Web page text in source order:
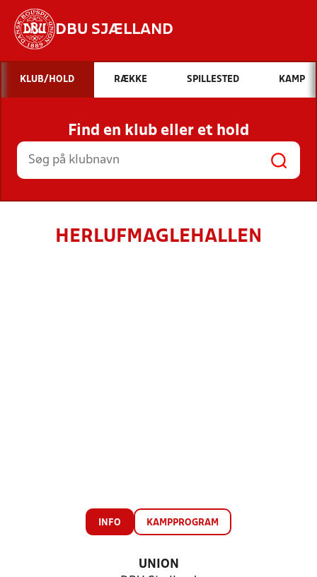
DBU SJÆLLAND
Hvad vil du søge efter?
INDHOLD OG NYHEDER
STILLINGER, RESULTATER, KLUBBER OG
HOLD
KLUB/HOLD RÆKKE SPILLESTED KAMP
Find en klub eller et hold
HERLUFMAGLEHALLEN
INFO KAMPPROGRAM
UNION